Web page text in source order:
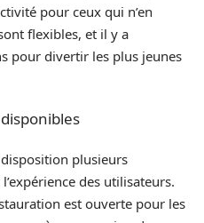
pour ceux qui n’en
flexibles, et il y a
pour divertir les plus jeunes
plusieurs
des utilisateurs.
est ouverte pour les